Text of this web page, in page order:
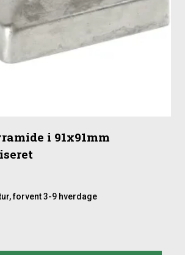
i 91x91mm
forvent 3-9 hverdage